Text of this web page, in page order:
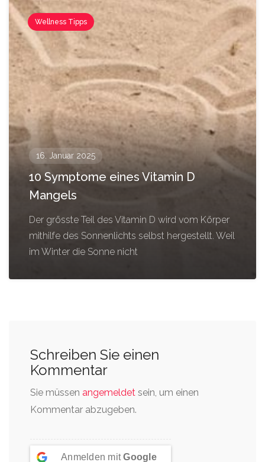
Wellness Tipps
16. Januar 2025
10 Symptome eines Vitamin D
Mangels
Der grösste Teil des Vitamin D wird vom Körper
mithilfe des Sonnenlichts selbst hergestellt. Weil
im Winter die Sonne nicht
Schreiben Sie einen
Kommentar
Sie müssen angemeldet sein, um einen
Kommentar abzugeben.
Anmelden mitGoogle